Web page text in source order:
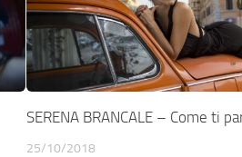
SERENA BRANCALE – Come ti
25/10/2018